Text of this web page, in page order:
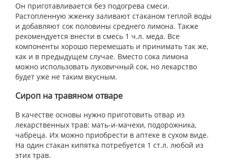
Он приготавливается без подогрева смеси.
Растопленную жженку заливают стаканом теплой воды
и добавляют сок половины среднего лимона. Также
рекомендуется внести в смесь 1 ч.л. меда. Все
компоненты хорошо перемешать и принимать так же,
как и в предыдущем случае. Вместо сока лимона
можно использовать луковичный сок, но лекарство
будет уже не таким вкусным.
Сироп на травяном отваре
В качестве основы нужно приготовить отвар из
лекарственных трав: мать-и-мачехи, подорожника,
чабреца. Их можно приобрести в аптеке в сухом виде.
На один стакан кипятка потребуется 1 ст.л. любой из
этих трав.